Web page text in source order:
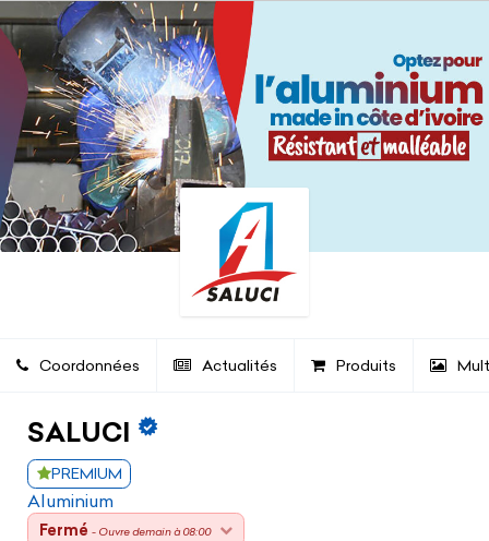
Coordonnées Actualités Produits
SALUCI
PREMIUM
Aluminium
Fermé - Ouvre demain à 08:00